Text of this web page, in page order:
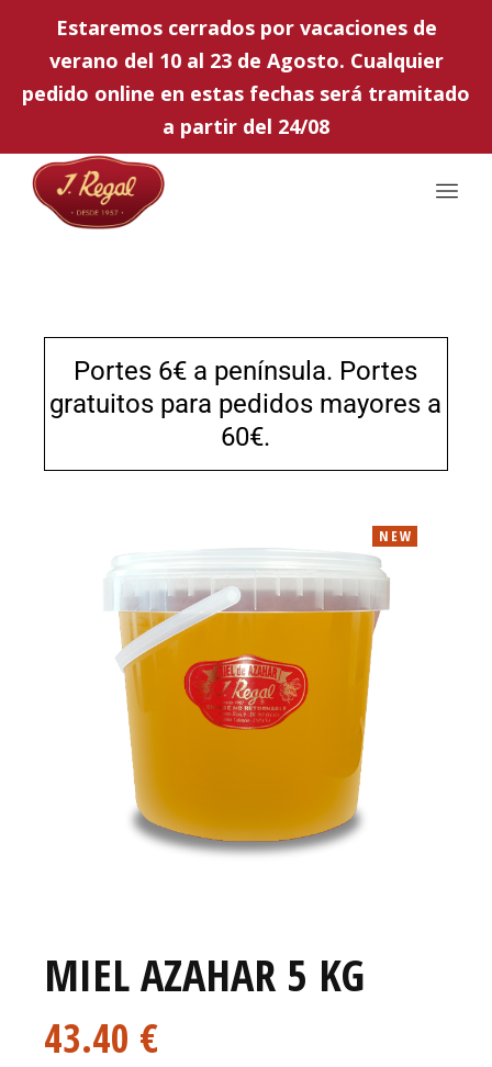
Estaremos cerrados por vacaciones de
verano del 10 al 23 de Agosto. Cualquier
pedido online en estas fechas será tramitado
a partir del 24/08
Portes 6€ a península. Portes
gratuitos para pedidos mayores a
60€.
NEW
MIEL AZAHAR 5 KG
43.40 €